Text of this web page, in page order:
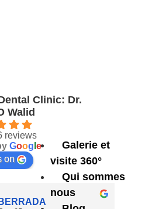
Galerie et
visite 360°
Qui sommes
nous
Clinic: Dr.
Walid
reviews
Goog e
on